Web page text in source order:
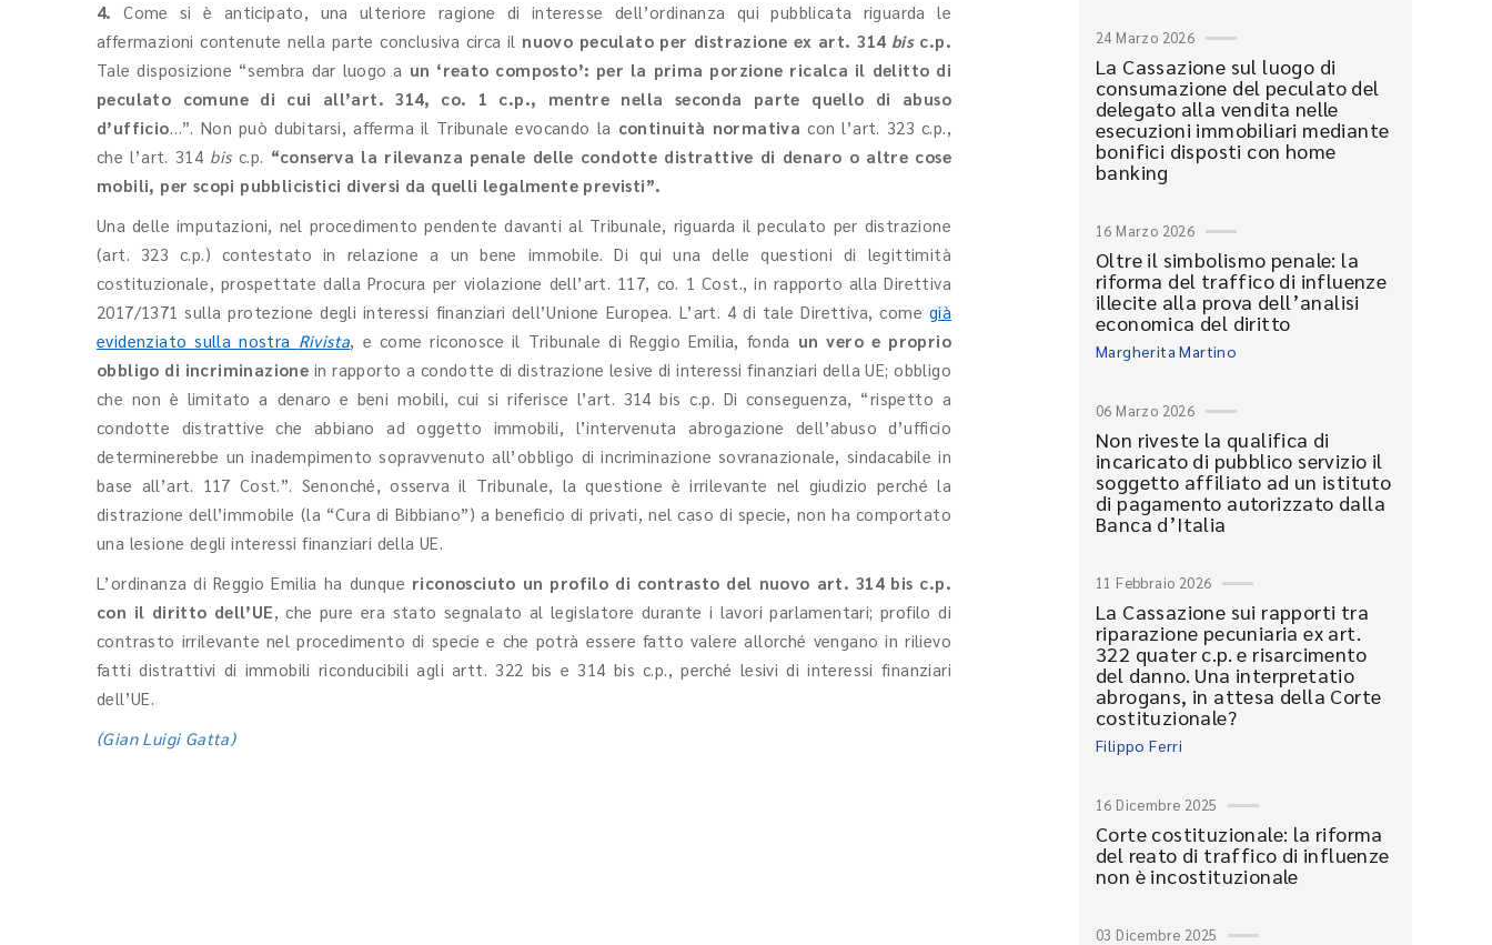
4. Come si è anticipato, una ulteriore ragione di interesse dell’ordinanza qui pubblicata riguarda le
affermazioni contenute nella parte conclusiva circa il nuovo peculato per distrazione ex art. 314 bisc.p.
Tale disposizione “sembra dar luogo a un ‘reato composto’: per la prima porzione ricalca il delitto di
peculato comune di cui all’art. 314, co. 1 c.p., mentre nella seconda parte quello di abuso
d’ufficio…”. Non può dubitarsi, afferma il Tribunale evocando la continuità normativa con l’art. 323 c.p.,
che l’art. 314 bisc.p. “conserva la rilevanza penale delle condotte distrattive di denaro o altre cose
mobili, per scopi pubblicistici diversi da quelli legalmente previsti”.
Una delle imputazioni, nel procedimento pendente davanti al Tribunale, riguarda il peculato per distrazione
(art. 323 c.p.) contestato in relazione a un bene immobile. Di qui una delle questioni di legittimità
costituzionale, prospettate dalla Procura per violazione dell’art. 117, co. 1 Cost., in rapporto alla Direttiva
2017/1371 sulla protezione degli interessi finanziari dell’Unione Europea. L’art. 4 di tale Direttiva, come già
evidenziato sulla nostra Rivista, e come riconosce il Tribunale di Reggio Emilia, fonda un vero e proprio
obbligo di incriminazione in rapporto a condotte di distrazione lesive di interessi finanziari della UE; obbligo
che non è limitato a denaro e beni mobili, cui si riferisce l’art. 314 bis c.p. Di conseguenza, “rispetto a
condotte distrattive che abbiano ad oggetto immobili, l’intervenuta abrogazione dell’abuso d’ufficio
determinerebbe un inadempimento sopravvenuto all’obbligo di incriminazione sovranazionale, sindacabile in
base all’art. 117 Cost.”. Senonché, osserva il Tribunale, la questione è irrilevante nel giudizio perché la
distrazione dell’immobile (la “Cura di Bibbiano”) a beneficio di privati, nel caso di specie, non ha comportato
una lesione degli interessi finanziari della UE.
L’ordinanza di Reggio Emilia ha dunque riconosciuto un profilo di contrasto del nuovo art. 314 bis c.p.
con il diritto dell’UE, che pure era stato segnalato al legislatore durante i lavori parlamentari; profilo di
contrasto irrilevante nel procedimento di specie e che potrà essere fatto valere allorché vengano in rilievo
fatti distrattivi di immobili riconducibili agli artt. 322 bis e 314 bis c.p., perché lesivi di interessi finanziari
dell’UE.
(Gian Luigi Gatta)
24 Marzo 2026
La Cassazione sul luogo di
consumazione del peculato del
delegato alla vendita nelle
esecuzioni immobiliari mediante
bonifici disposti con home
banking
16 Marzo 2026
Oltre il simbolismo penale: la
riforma del traffico di influenze
illecite alla prova dell’analisi
economica del diritto
Margherita Martino
06 Marzo 2026
Non riveste la qualifica di
incaricato di pubblico servizio il
soggetto affiliato ad un istituto
di pagamento autorizzato dalla
Banca d’Italia
11 Febbraio 2026
La Cassazione sui rapporti tra
riparazione pecuniaria ex art.
322 quater c.p. e risarcimento
del danno. Una interpretatio
abrogans, in attesa della Corte
costituzionale?
Filippo Ferri
16 Dicembre 2025
Corte costituzionale: la riforma
del reato di traffico di influenze
non è incostituzionale
03 Dicembre 2025